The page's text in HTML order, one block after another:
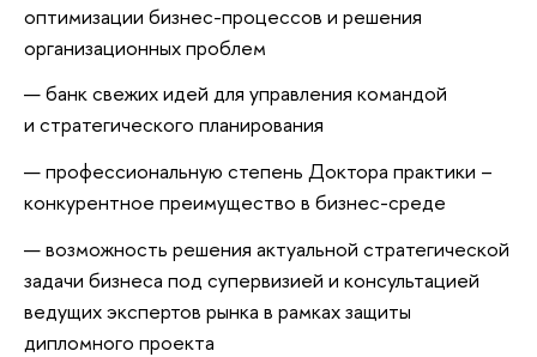
оптимизации бизнес-процессов и решения
организационных проблем
банк свежих идей для управления командой
и стратегического планирования
профессиональную степень Доктора практики –
конкурентное преимущество в бизнес-среде
возможность решения актуальной стратегической
задачи бизнеса под супервизией и консультацией
ведущих экспертов рынка в рамках защиты
дипломного проекта